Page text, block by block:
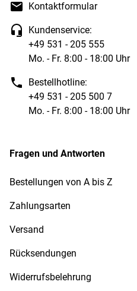
Kontaktformular
Kundenservice:
+49 531 - 205 555
Mo. - Fr. 8:00 - 18:00 Uhr
Bestellhotline:
+49 531 - 205 500 7
Mo. - Fr. 8:00 - 18:00 Uhr
Fragen und Antworten
Bestellungen von A bis Z
Zahlungsarten
Versand
Rücksendungen
Widerrufsbelehrung